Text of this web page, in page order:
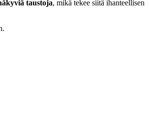
taustoja, mikä tekee siitä ihanteellisen